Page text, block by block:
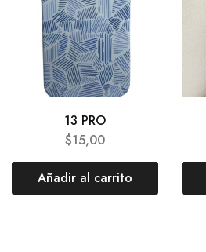
13 PRO
$15,00
Añadir al carrito